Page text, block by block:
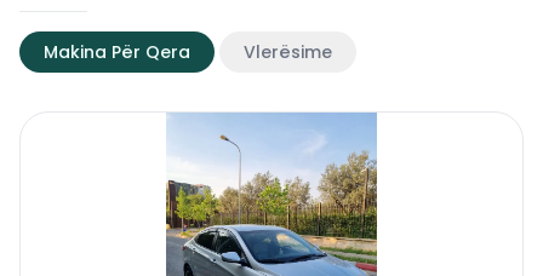
Makina Për Qera Vlerësime